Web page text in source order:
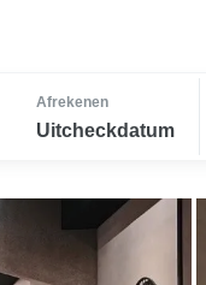
Afrekenen
Uitcheckdatum